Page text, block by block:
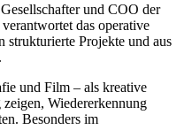
und COO der
das operative
strukturierte Projekte und aus
und Film – als kreative
Wiedererkennung
Besonders im